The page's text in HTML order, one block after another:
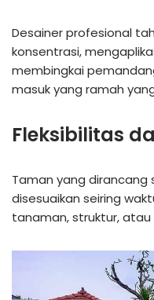
Desainer profesional
konsentrasi,
membingkai
masuk yang ramah
Fleksibilitas
Taman yang
disesuaikan seiring
tanaman, struktur, atau